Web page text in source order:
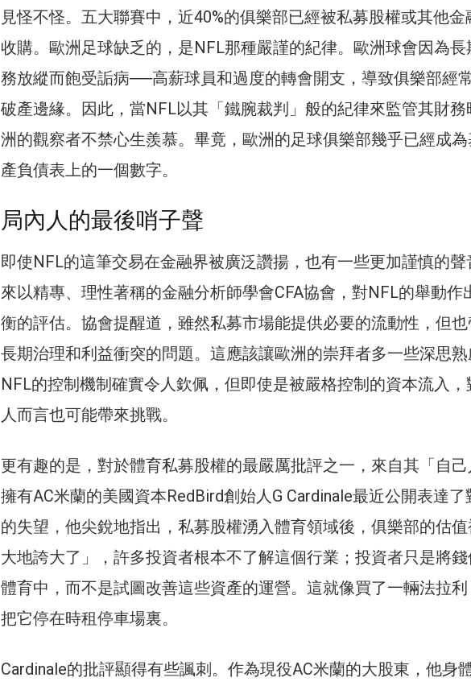
見怪不怪。五大聯賽中，近40%的俱樂部已經被私募股權或其他金
收購。歐洲足球缺乏的，是NFL那種嚴謹的紀律。歐洲球會因為長
務放縱而飽受詬病──高薪球員和過度的轉會開支，導致俱樂部經
破產邊緣。因此，當NFL以其「鐵腕裁判」般的紀律來監管其財務
洲的觀察者不禁心生羨慕。畢竟，歐洲的足球俱樂部幾乎已經成
產負債表上的一個數字。
局內人的最後哨子聲
即使NFL的這筆交易在金融界被廣泛讚揚，也有一些更加謹慎的聲
來以精專、理性著稱的金融分析師學會CFA協會，對NFL的舉動作
衡的評估。協會提醒道，雖然私募市場能提供必要的流動性，但也
長期治理和利益衝突的問題。這應該讓歐洲的崇拜者多一些深思熟
NFL的控制機制確實令人欽佩，但即使是被嚴格控制的資本流入，
人而言也可能帶來挑戰。
更有趣的是，對於體育私募股權的最嚴厲批評之一，來自其「自己
擁有AC米蘭的美國資本RedBird創始人G Cardinale最近公開表達了
的失望，他尖銳地指出，私募股權湧入體育領域後，俱樂部的估
大地誇大了」，許多投資者根本不了解這個行業；投資者只是將
體育中，而不是試圖改善這些資產的運營。這就像買了一輛法拉利
把它停在時租停車場裏。
Cardinale的批評顯得有些諷刺。作為現役AC米蘭的大股東，他身